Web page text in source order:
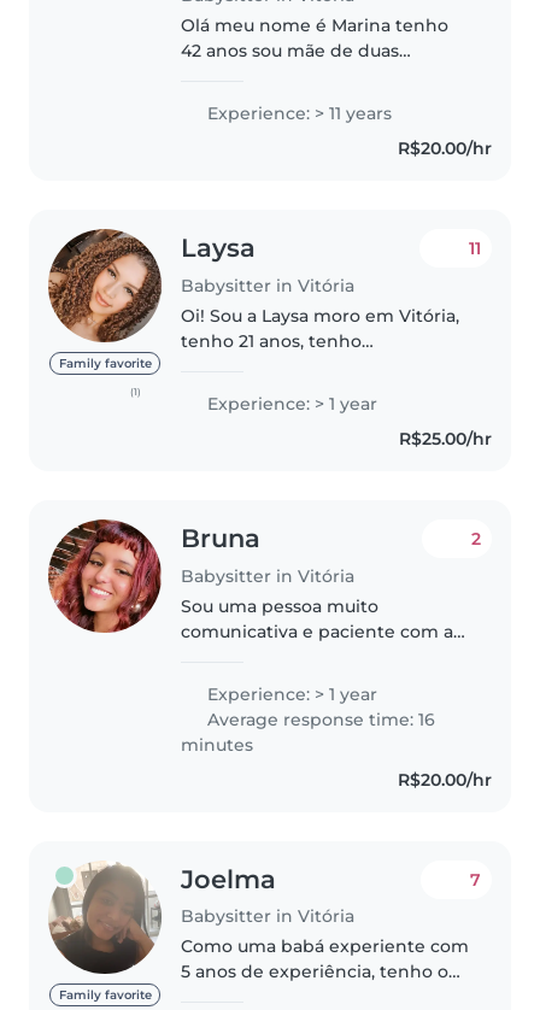
Olá meu nome é Marina tenho
42 anos sou mãe de duas
anos as duas estuda no período
integral eu sempre trabalhei
com crianças . Cuidei de uma
Experience: > 11 years
R$20.00/hr
Family favorite
(1)
Laysa
Babysitter in Vitória
11
Oi! Sou a Laysa moro em Vitória,
tenho 21 anos, tenho
Trabalho durante o dia em uma
escola de ensino fundamental e
sou estudante de psicologia.
Experience: > 1 year
R$25.00/hr
Bruna
Babysitter in Vitória
2
Sou uma pessoa muito
comunicativa e paciente com as
entreter elas; também sou boa
em ajudar com o dever de
casa(já fiz..
Experience: > 1 year
Average response time: 16
minutes
R$20.00/hr
Family favorite
Joelma
Babysitter in Vitória
7
Como uma babá experiente com
5 anos de experiência, tenho o